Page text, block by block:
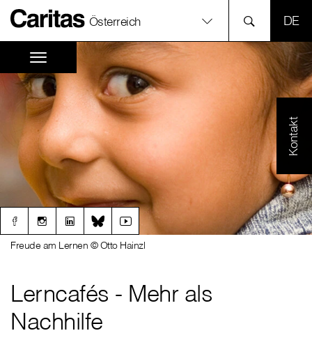
Österreich
Kontakt
Lerncafés - Mehr als
Nachhilfe
Freude am Lernen © Otto Hainzl